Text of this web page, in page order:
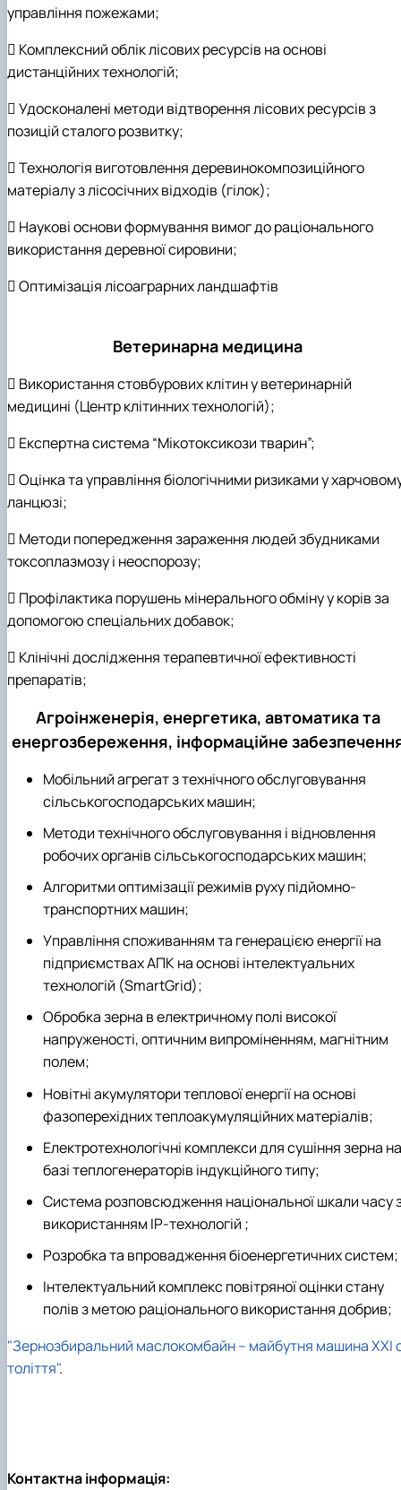
управління пожежами;
 Комплексний облік лісових ресурсів на основі
дистанційних технологій;
 Удосконалені методи відтворення лісових ресурсів з
позицій сталого розвитку;
 Технологія виготовлення деревинокомпозиційного
матеріалу з лісосічних відходів (гілок);
 Наукові основи формування вимог до раціонального
використання деревної сировини;
 Оптимізація лісоаграрних ландшафтів
Ветеринарна медицина
 Використання стовбурових клітин у ветеринарній
медицині (Центр клітинних технологій);
 Експертна система “Мікотоксикози тварин”;
 Оцінка та управління біологічними ризиками у
ланцюзі;
 Методи попередження зараження людей збудниками
токсоплазмозу і неоспорозу;
 Профілактика порушень мінерального обміну у корів за
допомогою спеціальних добавок;
 Клінічні дослідження терапевтичної ефективності
препаратів;
Агроінженерія, енергетика, автоматика та
енергозбереження, інформаційне
Мобільний агрегат з технічного обслуговування
сільськогосподарських машин;
Методи технічного обслуговування і відновлення
робочих органів сільськогосподарських машин;
Алгоритми оптимізації режимів руху підйомно-
транспортних машин;
Управління споживанням та генерацією енергії на
підприємствах АПК на основі інтелектуальних
технологій (SmartGrid);
Обробка зерна в електричному полі високої
напруженості, оптичним випроміненням, магнітним
полем;
Новітні акумулятори теплової енергії на основі
фазоперехідних теплоакумуляційних матеріалів;
Електротехнологічні комплекси для сушіння зерна на
базі теплогенераторів індукційного типу;
Система розповсюдження національної шкали часу
використанням ІР-технологій ;
Розробка та впровадження біоенергетичних систем;
Інтелектуальний комплекс повітряної оцінки стану
полів з метою раціонального використання добрив;
"Зернозбиральний маслокомбайн – майбутня машина ХХІ
толіття".
Контактна інформація: